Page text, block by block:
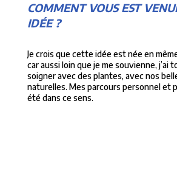
COMMENT VOUS EST
IDÉE ?
Je crois que cette idée est née en
car aussi loin que je me souvienne, j’ai
soigner avec des plantes, avec nos
naturelles. Mes parcours personnel et
été dans ce sens.